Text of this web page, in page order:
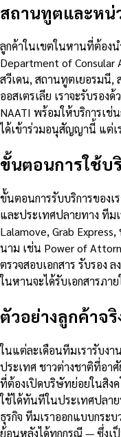
สถานทูตและหน่
ลูกค้าในเขตในหานที่ต้องน
Department of
สวีเดน, สถานทูตเยอรมนี,
ออสเตรเลีย เราจะรับรอ
NAATI พร้อมให้บริการเช่
ได้เข้าร่วมอนุสัญญานี้ แต่เ
ขั้นตอนการใช้บ
ขั้นตอนการรับบริการของเ
และประเทศปลายทาง ทีม
Lalamove, Grab
นาม เช่น Power of
ตรวจสอบเอกสาร รับรอง
ในหานจะได้รับเอกสารภา
ตัวอย่างลูกค้าจ
ในแต่ละเดือนทีมเรารับงา
ประเทศ ชาวต่างชาติที่อา
ที่ต้องเปิดบริษัทย่อยในสิงค
ใช้ได้ทันทีในประเทศปลาย
ธุรกิจ ทีมเราออกแบบกระ
ย้อนหลังได้ทุกกรณี — ซึ่งเ